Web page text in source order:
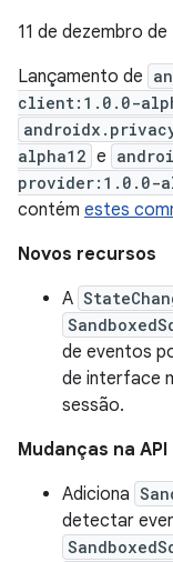
11 de dezembro
Lançamento de
client:1.0.0-
alpha12 e
provider:1.0.0-
contém estes
Novos recursos
A
de eventos
de interface
sessão.
Mudanças na API
Adiciona
detectar